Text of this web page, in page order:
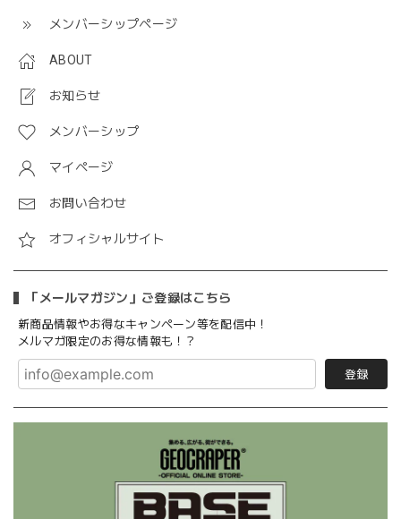
メンバーシップページ
ABOUT
お知らせ
メンバーシップ
マイページ
お問い合わせ
オフィシャルサイト
「メールマガジン」ご登録はこちら
新商品情報やお得なキャンペーン等を配信中！
メルマガ限定のお得な情報も！？
登録